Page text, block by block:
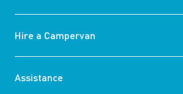
Hire a Campervan
Assistance